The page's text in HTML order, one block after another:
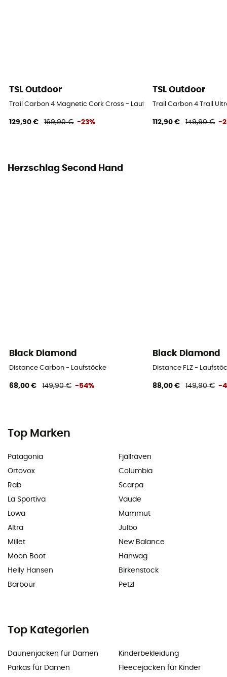
TSL Outdoor
Trail Carbon 4 Magnetic Cork Cross - Laufstöcke
129,90 € 169,90 € -23%
TSL Outdoor
Trail Carbon 4 Trail
112,90 € 149,90 € -
Herzschlag Second Hand
Black Diamond
Distance Carbon - Laufstöcke
68,00 € 149,90 € -54%
Black Diamond
Distance FLZ -
88,00 € 149,90 € -
Top Marken
Patagonia
Ortovox
Rab
La Sportiva
Lowa
Altra
Millet
Moon Boot
Helly Hansen
Barbour
Fjällräven
Columbia
Scarpa
Vaude
Mammut
Julbo
New Balance
Hanwag
Birkenstock
Petzl
Top Kategorien
Daunenjacken für Damen
Parkas für Damen
Kinderbekleidung
Fleecejacken für Kinder